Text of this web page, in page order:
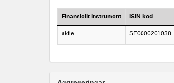
Finansiellt instrument ISIN-kod
aktie SE0006261038